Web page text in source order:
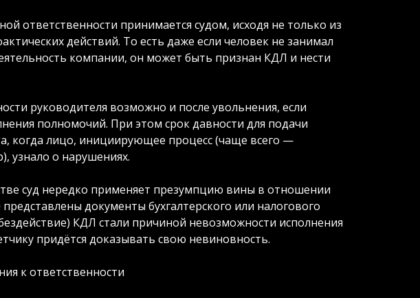
ответственности принимается судом, исходя не только из
действий. То есть даже если человек не занимал
компании, он может быть признан КДЛ и нести
руководителя возможно и после увольнения, если
полномочий. При этом срок давности для подачи
когда лицо, инициирующее процесс (чаще всего —
узнало о нарушениях.
суд нередко применяет презумпцию вины в отношении
документы бухгалтерского или налогового
КДЛ стали причиной невозможности исполнения
придётся доказывать свою невиновность.
к ответственности